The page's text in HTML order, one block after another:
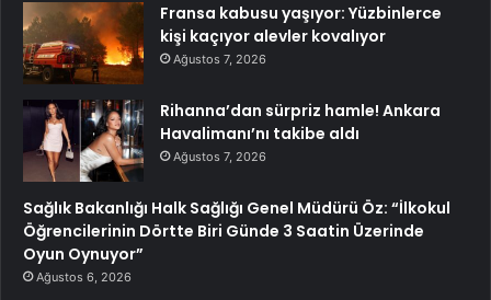
Fransa kabusu yaşıyor: Yüzbinlerce
kişi kaçıyor alevler kovalıyor
Ağustos 7, 2026
Rihanna’dan sürpriz hamle! Ankara
Havalimanı’nı takibe aldı
Ağustos 7, 2026
Sağlık Bakanlığı Halk Sağlığı Genel Müdürü Öz: “İlkokul
Öğrencilerinin Dörtte Biri Günde 3 Saatin Üzerinde
Oyun Oynuyor”
Ağustos 6, 2026